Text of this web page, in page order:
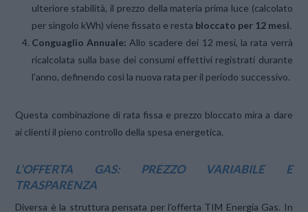
ulteriore stabilità, il prezzo della materia prima luce (calcolato
per singolo kWh) viene fissato e resta bloccato per 12 mesi.
Conguaglio Annuale: Allo scadere dei 12 mesi, la rata verrà
ricalcolata sulla base dei consumi effettivi registrati durante
l’anno, definendo così la nuova rata per il periodo successivo.
Questa combinazione di rata fissa e prezzo bloccato mira a dare
ai clienti il pieno controllo della spesa energetica.
L’OFFERTA GAS: PREZZO VARIABILE E
TRASPARENZA
Diversa è la struttura pensata per l’offerta TIM Energia Gas. In